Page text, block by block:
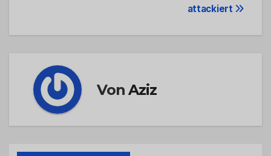
attackiert
VonAziz